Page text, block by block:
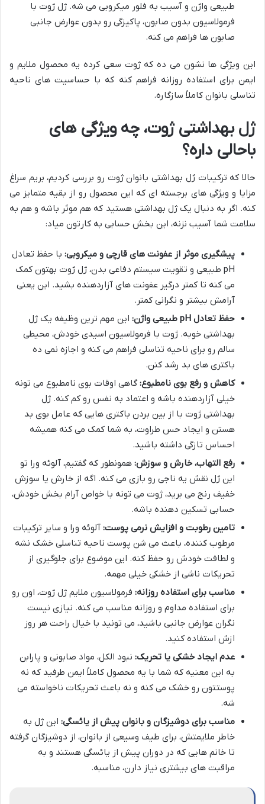
طبیعی واژن و آسیب به فلور میکروبی می شه. ژل ژوت با
فرمولاسیون بدون صابون، پاکیزگی رو بدون عوارض جانبی
صابون ها فراهم می کنه.
این ویژگی ها نشون می ده که ژوت سعی کرده یه محصول ملایم و
ایمن برای استفاده روزانه فراهم کنه که با حساسیت های ناحیه
تناسلی بانوان کاملاً سازگاره.
ژل بهداشتی ژوت، چه ویژگی های
باحالی داره؟
حالا که ترکیبات ژل بهداشتی بانوان ژوت رو بررسی کردیم، بریم سراغ
مزایا و ویژگی های برجسته ای که این محصول رو از بقیه متمایز می
کنه. اگر به دنبال یک ژل بهداشتی هستید که هم موثر باشه و هم به
سلامت شما آسیب نزنه، این بخش حسابی به کارتون میاد:
پیشگیری موثر از عفونت های قارچی و میکروبی: با حفظ تعادل
pH طبیعی و تقویت سیستم دفاعی بدن، ژل ژوت بهتون کمک
می کنه تا کمتر درگیر عفونت های آزاردهنده بشید. این یعنی
آرامش بیشتر و نگرانی کمتر.
حفظ تعادل pH طبیعی واژن:
این مهم ترین وظیفه یک ژل
بهداشتی خوبه. ژوت با فرمولاسیون اسیدی خودش، محیطی
سالم رو برای ناحیه تناسلی فراهم می کنه و اجازه نمی ده
باکتری های بد رشد کنن.
کاهش و رفع بوی نامطبوع: گاهی اوقات بوی نامطبوع می تونه
خیلی آزاردهنده باشه و اعتماد به نفس رو کم کنه. ژل
بهداشتی ژوت با از بین بردن باکتری هایی که عامل بوی بد
هستن و ایجاد حس طراوت، به شما کمک می کنه همیشه
احساس تازگی داشته باشید.
رفع التهاب، خارش و سوزش: همونطور که گفتیم، آلوئه ورا تو
این ژل نقش یه ناجی رو بازی می کنه. اگه از خارش یا سوزش
خفیف رنج می برید، ژوت می تونه با خواص آرام بخش خودش،
حسابی تسکین دهنده باشه.
تامین رطوبت و افزایش نرمی پوست: آلوئه ورا و سایر ترکیبات
مرطوب کننده، باعث می شن پوست ناحیه تناسلی خشک نشه
و لطافت خودش رو حفظ کنه. این موضوع برای جلوگیری از
تحریکات ناشی از خشکی خیلی مهمه.
مناسب برای استفاده روزانه: فرمولاسیون ملایم ژل ژوت، اون رو
برای استفاده مداوم و روزانه مناسب می کنه. نیازی نیست
نگران عوارض جانبی باشید، می تونید با خیال راحت هر روز
ازش استفاده کنید.
عدم ایجاد خشکی یا تحریک: نبود الکل، مواد صابونی و پارابن
به این معنیه که شما با یه محصول کاملاً ایمن طرفید که نه
پوستتون رو خشک می کنه و نه باعث تحریکات ناخواسته می
شه.
مناسب برای دوشیزگان و بانوان پیش از یائسگی: این ژل به
خاطر ملایمتش، برای طیف وسیعی از بانوان، از دوشیزگان گرفته
تا خانم هایی که در دوران پیش از یائسگی هستند و به
مراقبت های بیشتری نیاز دارن، مناسبه.